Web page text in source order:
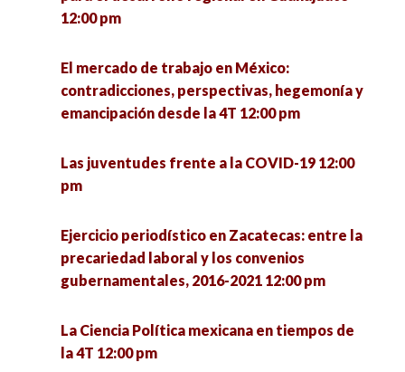
Científicas Sociales: retos de la investigación y
Frontera Norte: ¿Hacia dónde va la Sociología?
4:00 pm
Las hijas del terror: poesía y performance sobre
conflicto armado 4:00 pm
Hospital Pyme. Plataforma de asesoría
empresarial 4:00 pm
Repensar la inclusión desde los estudios
los hogares de La Victoria, Pinos, Zacatecas
2020-2021 12:30 pm
Foro de intercambio de experiencias México-
Brasil sobre formación del profesorado
UNISON-UNESP 1:00 pm
Rebuilding the economy: Economic policies for
recovery and development 1:00 pm
Encuentro de investigadoras en formación:
retos de la profesión desde lo local 1:00 pm
estadounidense tras la elección presidencial de
2020 1:30 pm
12:00 pm
El mercado de trabajo en México:
contradicciones, perspectivas, hegemonía y
emancipación desde la 4T 12:00 pm
Las juventudes frente a la COVID-19 12:00
pm
Ejercicio periodístico en Zacatecas: entre la
precariedad laboral y los convenios
gubernamentales, 2016-2021 12:00 pm
La Ciencia Política mexicana en tiempos de
la 4T 12:00 pm